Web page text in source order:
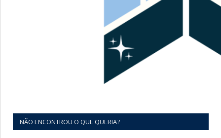
NÃO ENCONTROU O QUE QUERIA?